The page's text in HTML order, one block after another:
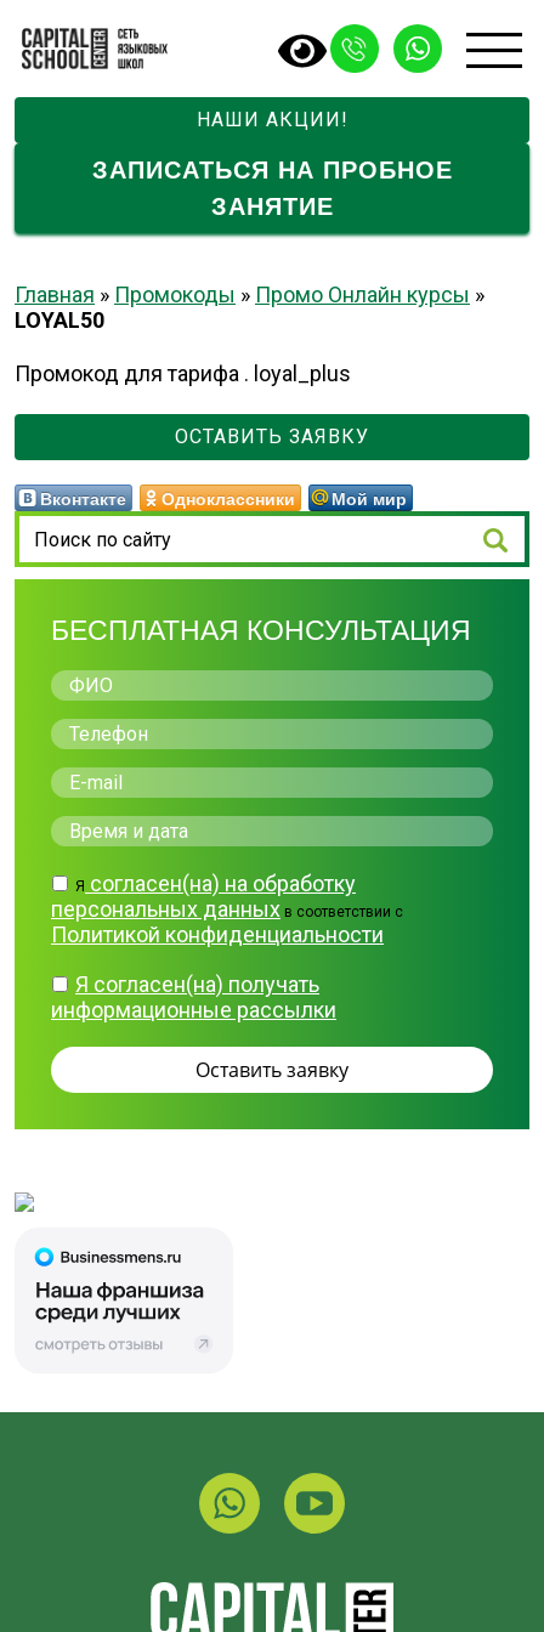
НАШИ АКЦИИ!
ЗАПИСАТЬСЯ НА ПРОБНОЕ
ЗАНЯТИЕ
Главная » Промокоды » Промо Онлайн курсы »
LOYAL50
Промокод для тарифа . loyal_plus
ОСТАВИТЬ ЗАЯВКУ
Вконтакте Одноклассники Мой мир
БЕСПЛАТНАЯ КОНСУЛЬТАЦИЯ
Я согласен(на) на обработку
персональных данных в соответствии с
Политикой конфиденциальности
Я согласен(на) получать
информационные рассылки